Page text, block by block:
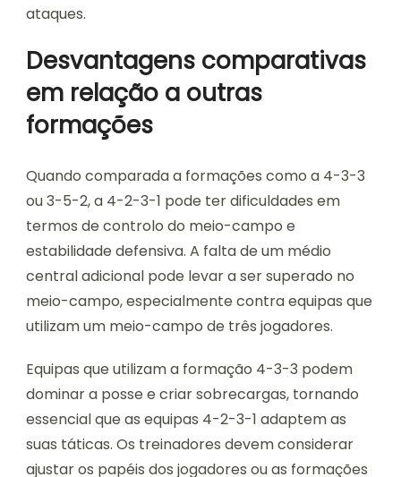
ataques.
Desvantagens comparativas
em relação a outras
formações
Quando comparada a formações como a 4-3-3
ou 3-5-2, a 4-2-3-1 pode ter dificuldades em
termos de controlo do meio-campo e
estabilidade defensiva. A falta de um médio
central adicional pode levar a ser superado no
meio-campo, especialmente contra equipas que
utilizam um meio-campo de três jogadores.
Equipas que utilizam a formação 4-3-3 podem
dominar a posse e criar sobrecargas, tornando
essencial que as equipas 4-2-3-1 adaptem as
suas táticas. Os treinadores devem considerar
ajustar os papéis dos jogadores ou as formações